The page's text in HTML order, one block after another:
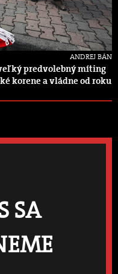
ANDREJ BÁN
predvolebný míting
korene a vládne od roku
SA